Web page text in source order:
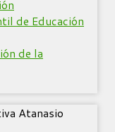
Atanasio